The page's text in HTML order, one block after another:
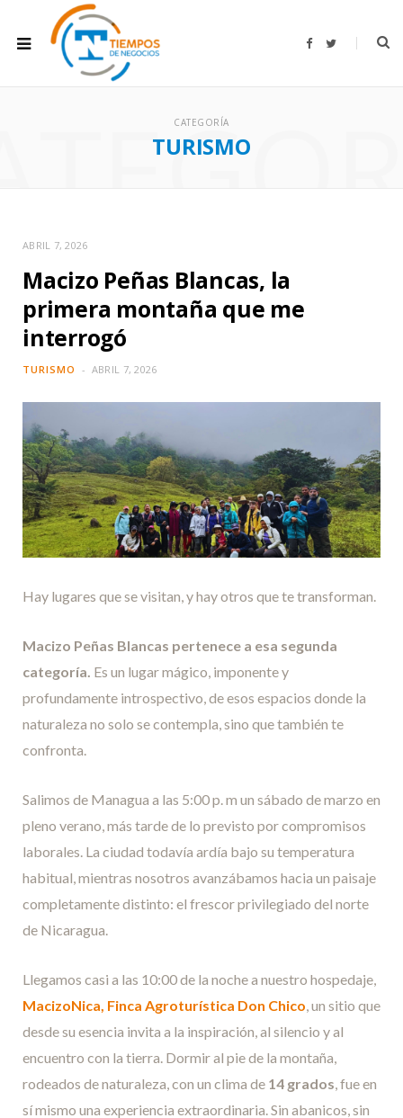
F
b
T
t
CATEGORÍA
TURISMO
ABRIL 7, 2026
Macizo Peñas Blancas, la
primera montaña que me
interrogó
TURISMO ABRIL 7, 2026
Hay lugares que se visitan, y hay otros que te transforman.
Macizo Peñas Blancas pertenece a esa segunda
categoría. Es un lugar mágico, imponente y
profundamente introspectivo, de esos espacios donde la
naturaleza no solo se contempla, sino que también te
confronta.
Salimos de Managua a las 5:00 p. m un sábado de marzo en
pleno verano, más tarde de lo previsto por compromisos
laborales. La ciudad todavía ardía bajo su temperatura
habitual, mientras nosotros avanzábamos hacia un paisaje
completamente distinto: el frescor privilegiado del norte
de Nicaragua.
Llegamos casi a las 10:00 de la noche a nuestro hospedaje,
MacizoNica, Finca Agroturística Don Chico , un sitio que
desde su esencia invita a la inspiración, al silencio y al
encuentro con la tierra. Dormir al pie de la montaña,
rodeados de naturaleza, con un clima de 14 grados , fue en
sí mismo una experiencia extraordinaria. Sin abanicos, sin